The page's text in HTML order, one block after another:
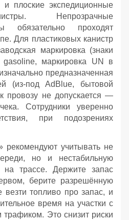
и плоские экспедиционные
Непрозрачные
обязательно проходят
Для пластиковых канистр
маркировка (знаки
маркировка UN в
предназначенная
(из‑под AdBlue, бытовой
провозу не допускается —
Сотрудники уверенно
при подозрениях
рекомендуют учитывать не
но и нестабильную
на трассе. Держите запас
берите разрешённую
везти топливо про запас, и
время на участки с
Это снизит риски